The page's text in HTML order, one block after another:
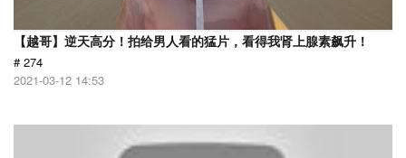
【越哥】逆天高分！拍给男人看的猛片，看得我肾上腺素飙升！
# 274
2021-03-12 14:53